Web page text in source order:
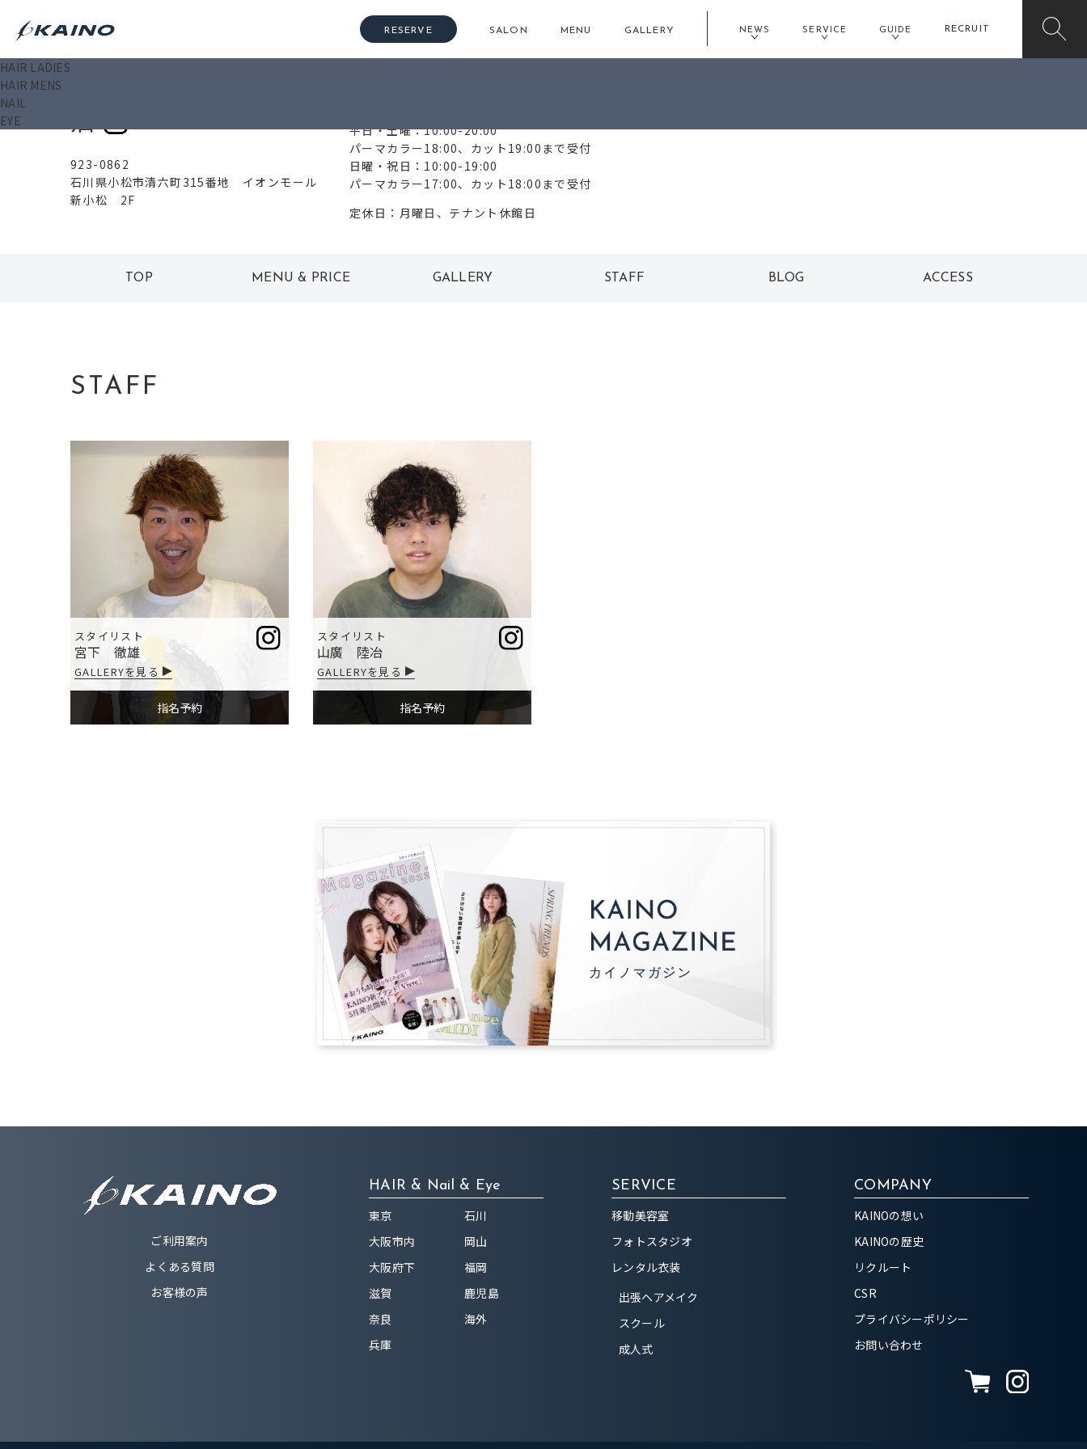
RESERVE SALON MENU GALLERY NEWS SERVICE GUIDE RECRUIT
HAIR LADIES
HAIR MENS
NAIL
EYE
店
923-0862
石川県小松市清六町315番地 イオンモール
新小松 2F
平日・土曜：10:00-20:00
パーマカラー18:00、カット19:00まで受付
日曜・祝日：10:00-19:00
パーマカラー17:00、カット18:00まで受付
定休日：月曜日、テナント休館日
TOP MENU & PRICE GALLERY STAFF BLOG ACCESS
STAFF
スタイリスト
宮下 徹雄
GALLERYを見る
指名予約
スタイリスト
山廣 陸冶
GALLERYを見る
指名予約
ご利用案内
よくある質問
お客様の声
HAIR & Nail & Eye
東京
大阪市内
大阪府下
滋賀
奈良
兵庫
石川
岡山
福岡
鹿児島
海外
SERVICE
移動美容室
フォトスタジオ
レンタル衣装
出張ヘアメイク
スクール
成人式
COMPANY
KAINOの想い
KAINOの歴史
リクルート
CSR
プライバシーポリシー
お問い合わせ